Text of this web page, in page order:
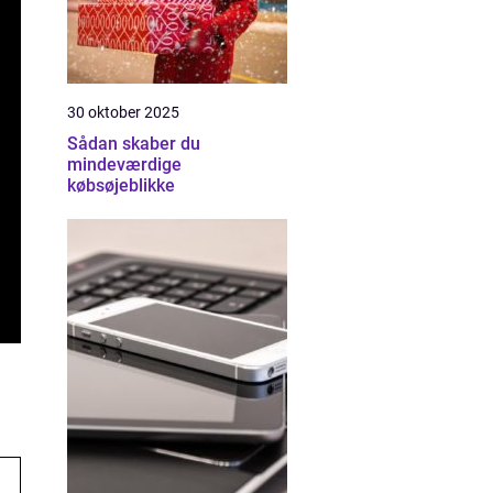
30 oktober 2025
Sådan skaber du
mindeværdige
købsøjeblikke